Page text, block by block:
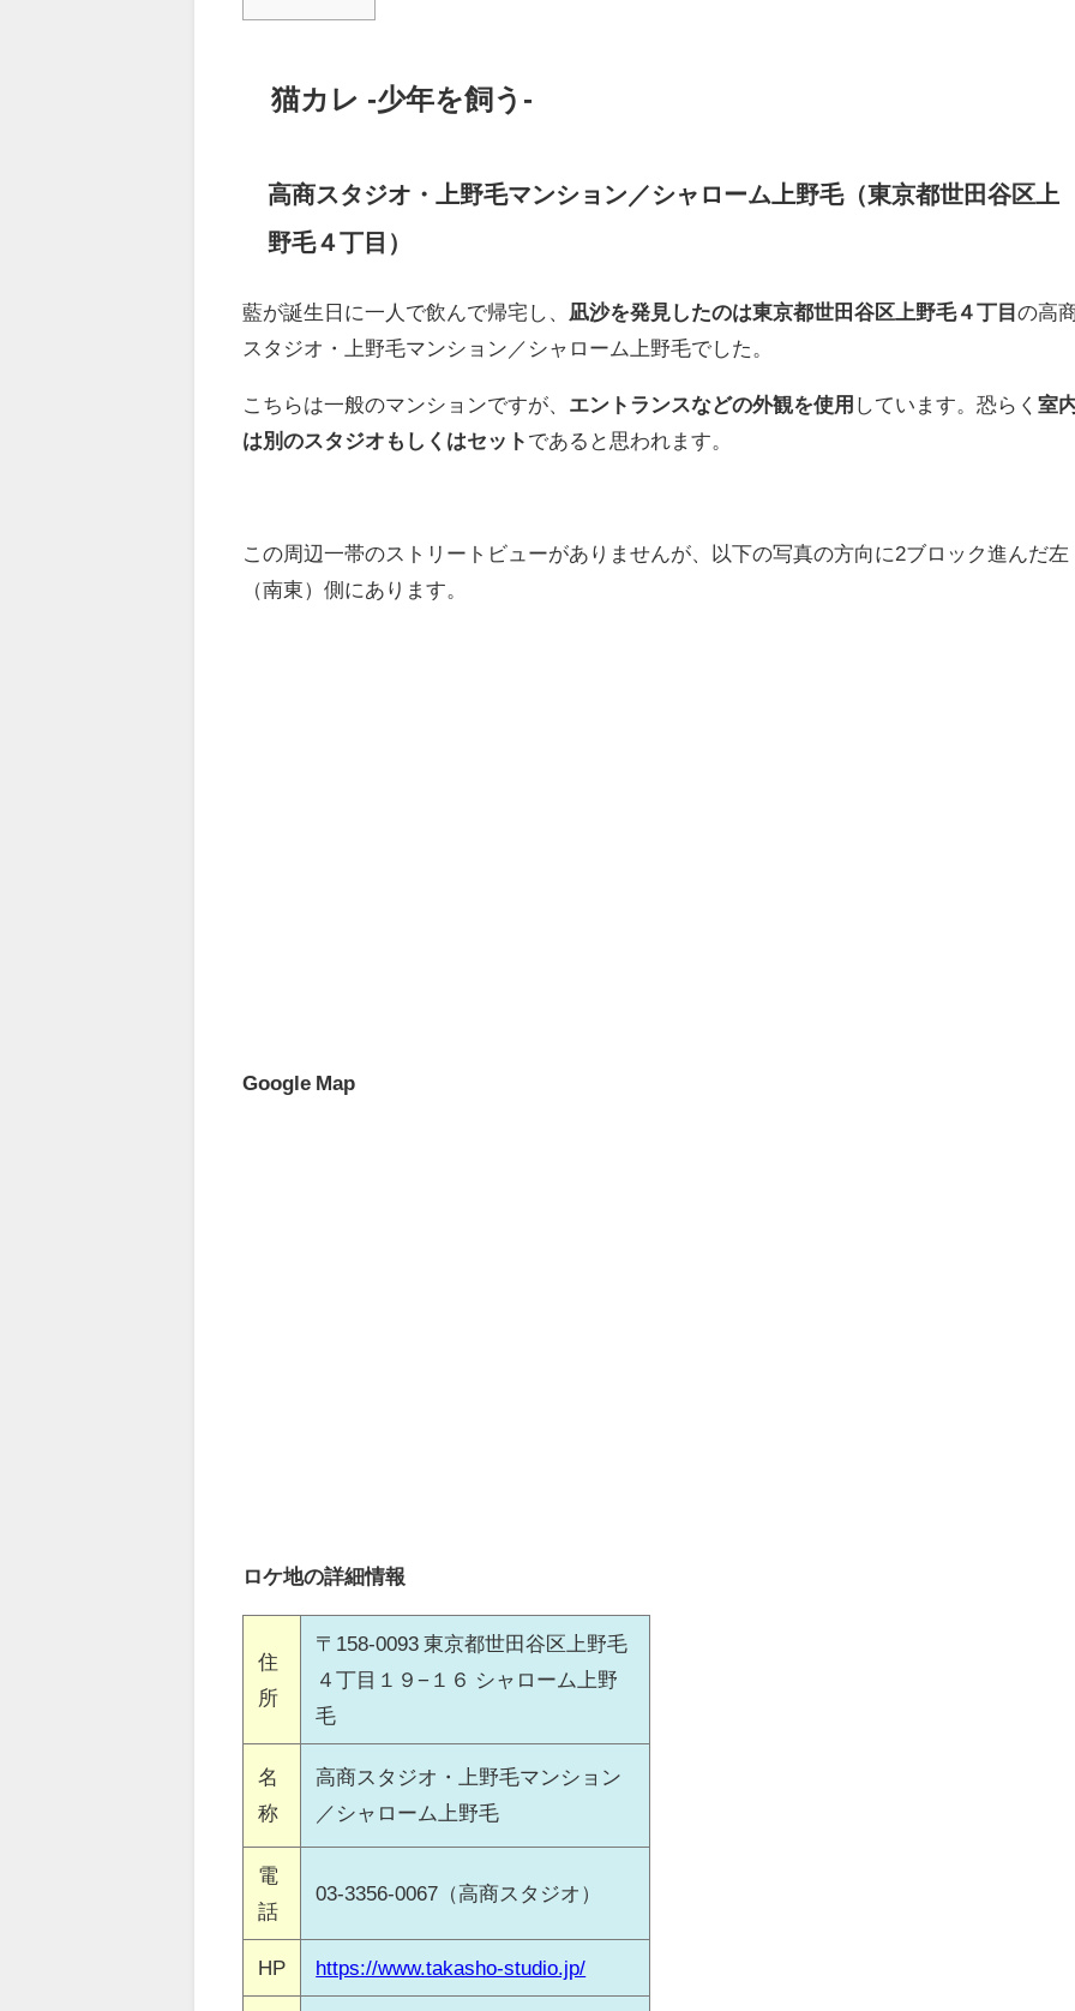
猫カレ -少年を飼う-
高商スタジオ・上野毛マンション／シャローム上野毛（東京都世田谷区上
野毛４丁目）
藍が誕生日に一人で飲んで帰宅し、 凪沙を発見したのは東京都世田谷区上野毛４丁目の高
スタジオ・上野毛マンション／シャローム上野毛でした。
こちらは一般のマンションですが、 エントランスなどの外観を使用 しています。恐らく室
は別のスタジオもしくはセット であると思われます。
この周辺一帯のストリートビューがありませんが、以下の写真の方向に2ブロック進んだ左
（南東）側にあります。
Google Map
ロケ地の詳細情報
住
所
〒158-0093 東京都世田谷区上野毛
４丁目１９−１６ シャローム上野
毛
名
称
高商スタジオ・上野毛マンション
／シャローム上野毛
電
話
03-3356-0067（高商スタジオ）
HP https://www.takasho-studio.jp/